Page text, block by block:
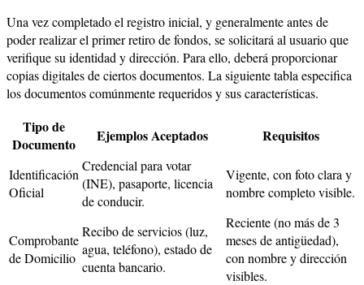
Una vez completado el registro inicial, y generalmente antes de
poder realizar el primer retiro de fondos, se solicitará al usuario que
verifique su identidad y dirección. Para ello, deberá proporcionar
copias digitales de ciertos documentos. La siguiente tabla especifica
los documentos comúnmente requeridos y sus características.
Tipo de
Documento
Ejemplos Aceptados Requisitos
Identificación
Oficial
Credencial para votar
(INE), pasaporte, licencia
de conducir.
Vigente, con foto clara y
nombre completo visible.
Comprobante
de Domicilio
Recibo de servicios (luz,
agua, teléfono), estado de
cuenta bancario.
Reciente (no más de 3
meses de antigüedad),
con nombre y dirección
visibles.